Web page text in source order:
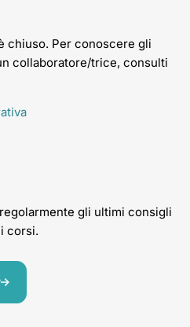
chiuso. Per conoscere gli
collaboratore/trice, consulti
gli ultimi consigli
corsi.